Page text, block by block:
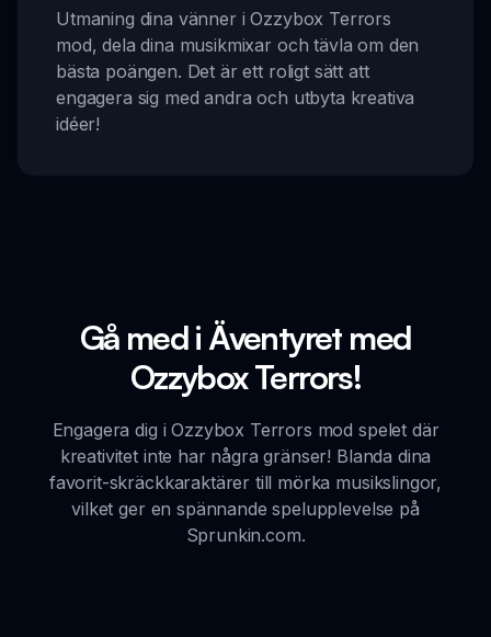
Utmaning dina vänner i Ozzybox Terrors
mod, dela dina musikmixar och tävla om den
bästa poängen. Det är ett roligt sätt att
engagera sig med andra och utbyta kreativa
idéer!
Gå med i Äventyret med
Ozzybox Terrors!
Engagera dig i Ozzybox Terrors mod spelet där
kreativitet inte har några gränser! Blanda dina
favorit-skräckkaraktärer till mörka musikslingor,
vilket ger en spännande spelupplevelse på
Sprunkin.com.